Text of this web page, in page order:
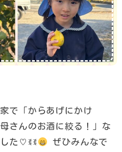
で「からあげにかけ
さんのお酒に絞る！」な
た♡ꉂꉂ
ぜひみんなで